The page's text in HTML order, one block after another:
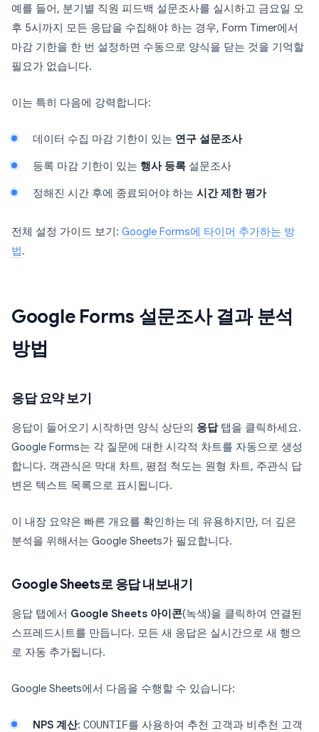
예를 들어, 분기별 직원 피드백 설문조사를 실시하고 금요일 오
후 5시까지 모든 응답을 수집해야 하는 경우, Form Timer에서
마감 기한을 한 번 설정하면 수동으로 양식을 닫는 것을 기억할
필요가 없습니다.
이는 특히 다음에 강력합니다:
데이터 수집 마감 기한이 있는 연구 설문조사
등록 마감 기한이 있는 행사 등록 설문조사
정해진 시간 후에 종료되어야 하는 시간 제한 평가
전체 설정 가이드 보기: Google Forms에 타이머 추가하는 방
법.
Google Forms 설문조사 결과 분석
방법
응답 요약 보기
응답이 들어오기 시작하면 양식 상단의 응답탭을 클릭하세요.
Google Forms는 각 질문에 대한 시각적 차트를 자동으로 생성
합니다. 객관식은 막대 차트, 평점 척도는 원형 차트, 주관식 답
변은 텍스트 목록으로 표시됩니다.
이 내장 요약은 빠른 개요를 확인하는 데 유용하지만, 더 깊은
분석을 위해서는 Google Sheets가 필요합니다.
Google Sheets로 응답 내보내기
응답 탭에서 Google Sheets 아이콘(녹색)을 클릭하여 연결된
스프레드시트를 만듭니다. 모든 새 응답은 실시간으로 새 행으
로 자동 추가됩니다.
Google Sheets에서 다음을 수행할 수 있습니다:
NPS 계산: COUNTIF를 사용하여 추천 고객과 비추천 고객